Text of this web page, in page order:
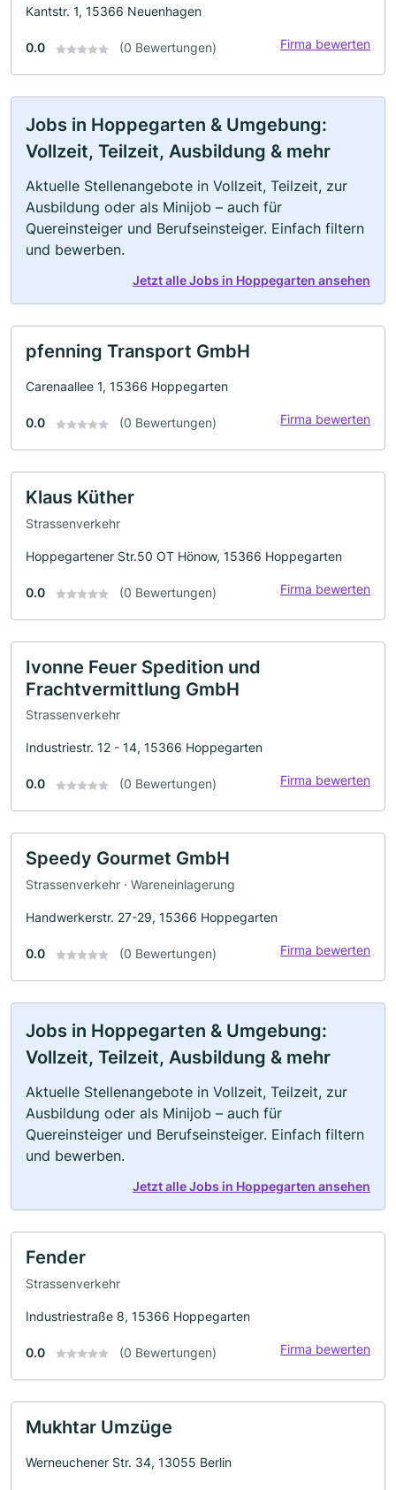
Kantstr. 1, 15366 Neuenhagen
0.0 (0 Bewertungen) Firma bewerten
Jobs in Hoppegarten & Umgebung:
Vollzeit, Teilzeit, Ausbildung & mehr
Aktuelle Stellenangebote in Vollzeit, Teilzeit, zur
Ausbildung oder als Minijob – auch für
Quereinsteiger und Berufseinsteiger. Einfach filtern
und bewerben.
Jetzt alle Jobs in Hoppegarten ansehen
pfenning Transport GmbH
Carenaallee 1, 15366 Hoppegarten
0.0 (0 Bewertungen) Firma bewerten
Klaus Küther
Strassenverkehr
Hoppegartener Str.50 OT Hönow, 15366 Hoppegarten
0.0 (0 Bewertungen) Firma bewerten
Ivonne Feuer Spedition und
Frachtvermittlung GmbH
Strassenverkehr
Industriestr. 12 - 14, 15366 Hoppegarten
0.0 (0 Bewertungen) Firma bewerten
Speedy Gourmet GmbH
Strassenverkehr · Wareneinlagerung
Handwerkerstr. 27-29, 15366 Hoppegarten
0.0 (0 Bewertungen) Firma bewerten
Jobs in Hoppegarten & Umgebung:
Vollzeit, Teilzeit, Ausbildung & mehr
Aktuelle Stellenangebote in Vollzeit, Teilzeit, zur
Ausbildung oder als Minijob – auch für
Quereinsteiger und Berufseinsteiger. Einfach filtern
und bewerben.
Jetzt alle Jobs in Hoppegarten ansehen
Fender
Strassenverkehr
Industriestraße 8, 15366 Hoppegarten
0.0 (0 Bewertungen) Firma bewerten
Mukhtar Umzüge
Werneuchener Str. 34, 13055 Berlin